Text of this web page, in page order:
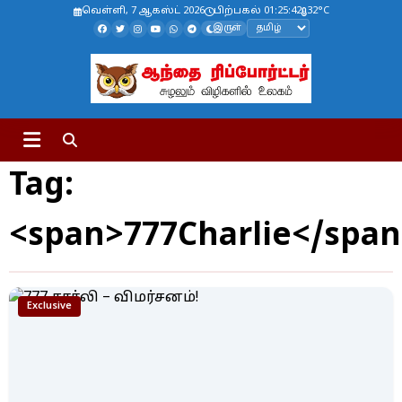
வெள்ளி, 7 ஆகஸ்ட் 2026 பிற்பகல் 01:25:42 32°C
இருள்
Tag:
<span>777Charlie</
Exclusive